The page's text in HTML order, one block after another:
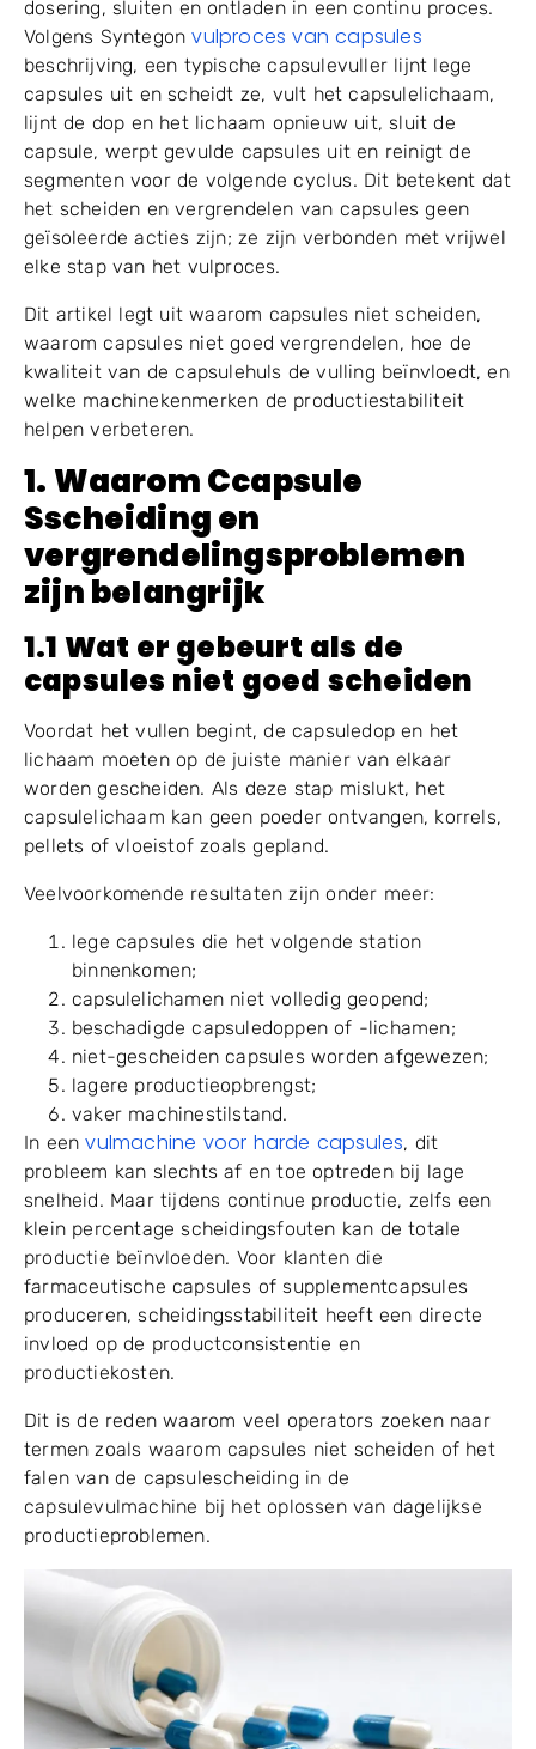
storingen kunnen bij hogere snelheden snel tot
ernstig productieverlies leiden.
Een capsulevulmachine is ontworpen om het laden
van capsules te voltooien, oriëntatie, scheiding,
dosering, sluiten en ontladen in een continu proces.
Volgens Syntegonvulproces van capsules
beschrijving, een typische capsulevuller lijnt lege
capsules uit en scheidt ze, vult het capsulelichaam,
lijnt de dop en het lichaam opnieuw uit, sluit de
segmenten voor de volgende cyclus. Dit betekent dat
het scheiden en vergrendelen van capsules geen
geïsoleerde acties zijn; ze zijn verbonden met vrijwel
elke stap van het vulproces.
waarom capsules niet goed vergrendelen, hoe de
kwaliteit van de capsulehuls de vulling beïnvloedt, en
welke machinekenmerken de productiestabiliteit
helpen verbeteren.
1. Waarom
capsule
Sscheidingen
vergrendelingsproblemen
zijn belangrijk
1.1 Wat er gebeurt als de
capsules niet goed scheiden
lichaam moeten op de juiste manier van elkaar
capsulelichaam kan geen poeder ontvangen, korrels,
pellets of vloeistof zoals gepland.
Veelvoorkomende resultaten zijn onder meer:
lege capsules die het volgende station
binnenkomen;
capsulelichamen niet volledig geopend;
beschadigde capsuledoppen of -lichamen;
niet-gescheiden capsules worden afgewezen;
lagere productieopbrengst;
vaker machinestilstand.
In eenvulmachine voor harde capsules, dit
probleem kan slechts af en toe optreden bij lage
snelheid. Maar tijdens continue productie, zelfs een
klein percentage scheidingsfouten kan de totale
farmaceutische capsules of supplementcapsules
produceren, scheidingsstabiliteit heeft een directe
invloed op de productconsistentie en
productiekosten.
termen zoals waarom capsules niet scheiden of het
falen van de capsulescheiding in de
capsulevulmachine bij het oplossen van dagelijkse
productieproblemen.